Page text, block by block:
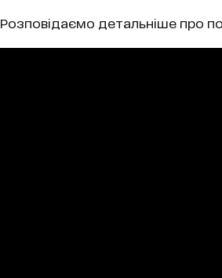
Розповідаємо детальніше про